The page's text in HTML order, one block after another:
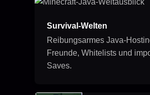
Survival-Welten
Reibungsarmes Java-
Freunde, Whitelists und
Saves.